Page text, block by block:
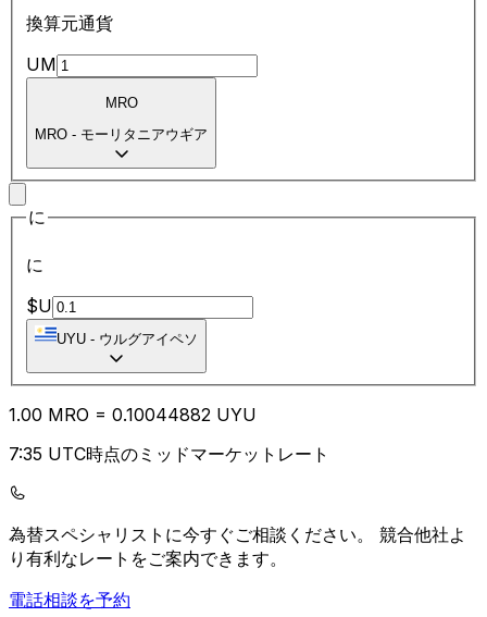
換算元通貨
UM
MRO
MRO - モーリタニアウギア
に
に
$U
UYU - ウルグアイペソ
1.00 MRO = 0.10044882 UYU
7:35 UTC時点のミッドマーケットレート
為替スペシャリストに今すぐご相談ください。 競合他社よ
り有利なレートをご案内できます。
電話相談を予約